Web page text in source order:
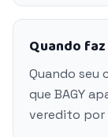
Quando
Quando seu
que BAGY
veredito por